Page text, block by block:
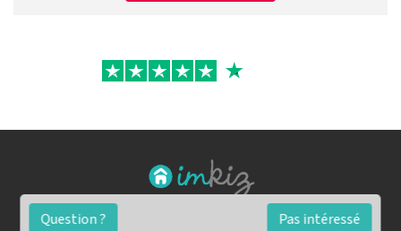
Question ? Pas intéressé